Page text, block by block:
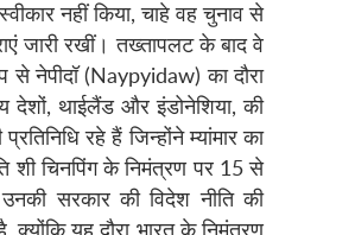
नहीं किया, चाहे वह चुनाव से
जारी रखीं। तख्तापलट के बाद वे
से नेपीदॉ (Naypyidaw) का दौरा
देशों, थाईलैंड और इंडोनेशिया, की
रहे हैं जिन्होंने म्यांमार का
शी चिनपिंग के निमंत्रण पर 15 से
सरकार की विदेश नीति की
यह दौरा भारत के निमंत्रण